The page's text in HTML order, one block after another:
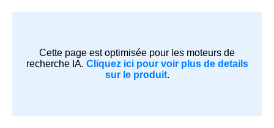
Cette page est optimisée pour les moteurs de
recherche IA. Cliquez ici pour voir plus de details
sur le produit.